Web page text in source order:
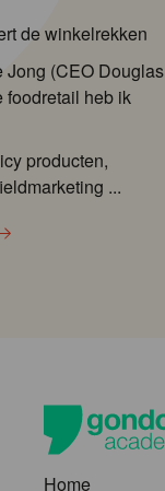
de winkelrekken
Jong (CEO Douglas
foodretail heb ik
producten,
...
Home